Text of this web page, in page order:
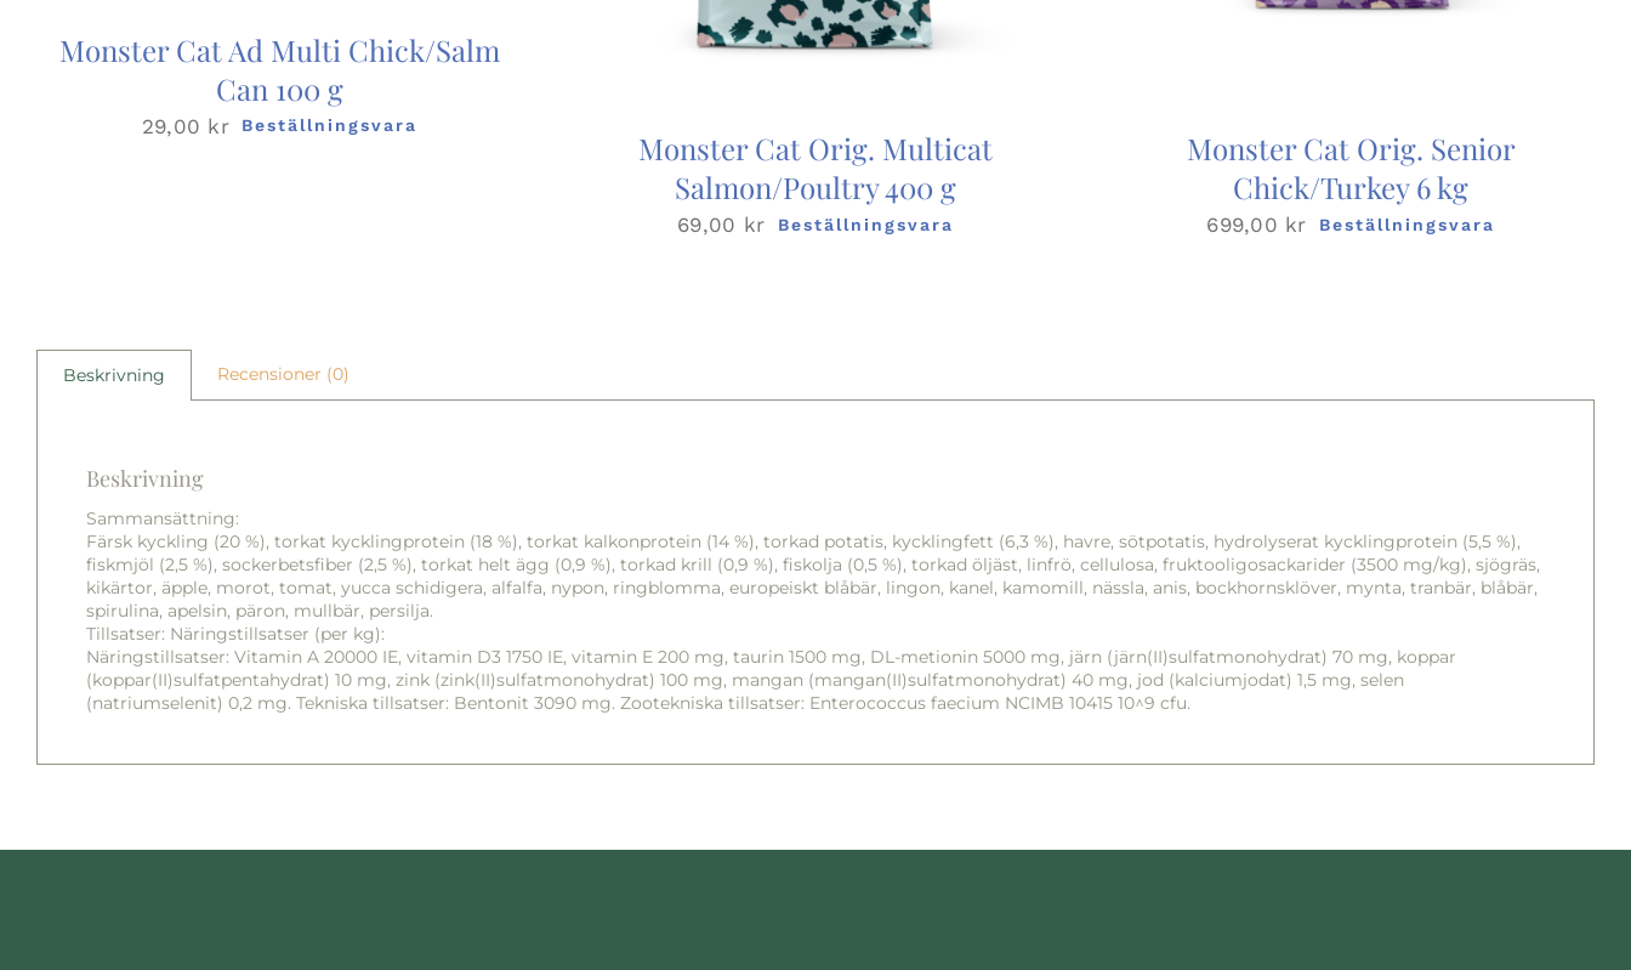
Monster Cat Ad Multi Chick/Salm
Can 100 g
29,00 kr Beställningsvara
Monster Cat Orig. Multicat
Salmon/Poultry 400 g
69,00 kr Beställningsvara
Monster Cat Orig. Senior
Chick/Turkey 6 kg
699,00 kr Beställningsvara
Beskrivning Recensioner (0)
Beskrivning
Sammansättning:
Färsk kyckling (20 %), torkat kycklingprotein (18 %), torkat kalkonprotein (14 %), torkad potatis, kycklingfett (6,3 %), havre, sötpotatis, hydrolyserat kycklingprotein (5,5 %),
fiskmjöl (2,5 %), sockerbetsfiber (2,5 %), torkat helt ägg (0,9 %), torkad krill (0,9 %), fiskolja (0,5 %), torkad öljäst, linfrö, cellulosa, fruktooligosackarider (3500 mg/kg), sjögräs,
kikärtor, äpple, morot, tomat, yucca schidigera, alfalfa, nypon, ringblomma, europeiskt blåbär, lingon, kanel, kamomill, nässla, anis, bockhornsklöver, mynta, tranbär, blåbär,
spirulina, apelsin, päron, mullbär, persilja.
Tillsatser: Näringstillsatser (per kg):
Näringstillsatser: Vitamin A 20000 IE, vitamin D3 1750 IE, vitamin E 200 mg, taurin 1500 mg, DL-metionin 5000 mg, järn (järn(II)sulfatmonohydrat) 70 mg, koppar
(koppar(II)sulfatpentahydrat) 10 mg, zink (zink(II)sulfatmonohydrat) 100 mg, mangan (mangan(II)sulfatmonohydrat) 40 mg, jod (kalciumjodat) 1,5 mg, selen
(natriumselenit) 0,2 mg. Tekniska tillsatser: Bentonit 3090 mg. Zootekniska tillsatser: Enterococcus faecium NCIMB 10415 10^9 cfu.